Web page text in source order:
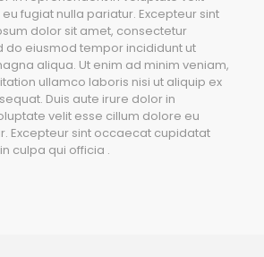
fugiat nulla pariatur. Excepteur sint
dolor sit amet, consectetur
do eiusmod tempor incididunt ut
aliqua. Ut enim ad minim veniam,
ullamco laboris nisi ut aliquip ex
Duis aute irure dolor in
velit esse cillum dolore eu
Excepteur sint occaecat cupidatat
culpa qui officia .